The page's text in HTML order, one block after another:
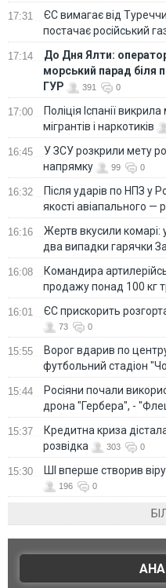
17:31
ЄС вимагає від
постачає російський
17:14
До Дня Ялти:
морський парад біля
ГУР
391 0
17:00
Поліція Іспанії
мігрантів і наркотиків
16:45
У ЗСУ розкрили мету
напрямку
99 0
16:32
Після ударів по НПЗ у
якості авіапального —
16:16
Жертв вкусили комарі:
два випадки гарячки
16:08
Командира
продажу понад 100 кг
16:01 ЄС прискорить
73 0
15:55
Ворог вдарив по
футбольний стадіон
15:44
Росіяни почали
дрона "Гербера", -
15:37
Кредитна криза
розвідка
303 0
15:30 ШІ вперше створив
196 0